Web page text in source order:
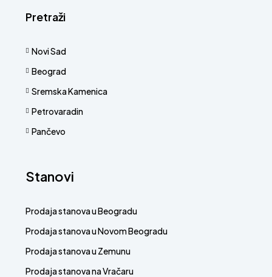
Pretraži
Novi Sad
Beograd
Sremska Kamenica
Petrovaradin
Pančevo
Stanovi
Prodaja stanova u Beogradu
Prodaja stanova u Novom Beogradu
Prodaja stanova u Zemunu
Prodaja stanova na Vračaru